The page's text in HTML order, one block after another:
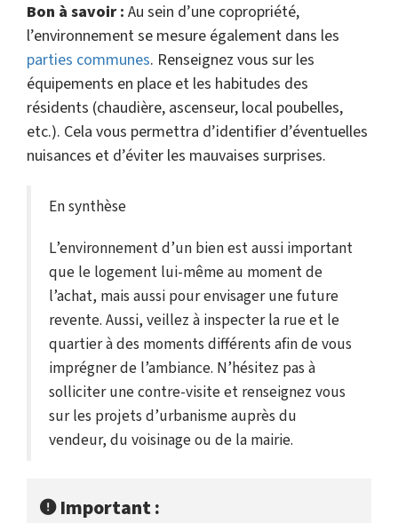
Bon à savoir : Au sein d’une copropriété,
l’environnement se mesure également dans les
parties communes. Renseignez vous sur les
équipements en place et les habitudes des
résidents (chaudière, ascenseur, local poubelles,
etc.). Cela vous permettra d’identifier d’éventuelles
nuisances et d’éviter les mauvaises surprises.
En synthèse
L’environnement d’un bien est aussi important
que le logement lui-même au moment de
l’achat, mais aussi pour envisager une future
revente. Aussi, veillez à inspecter la rue et le
quartier à des moments différents afin de vous
imprégner de l’ambiance. N’hésitez pas à
solliciter une contre-visite et renseignez vous
sur les projets d’urbanisme auprès du
vendeur, du voisinage ou de la mairie.
Important :